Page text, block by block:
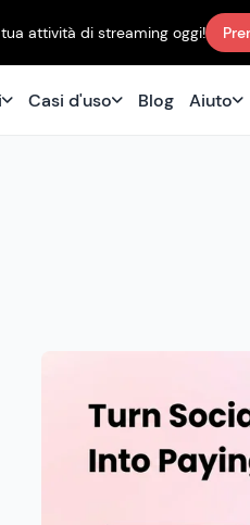
attività di streaming oggi!
Casi d'uso Blog Aiuto